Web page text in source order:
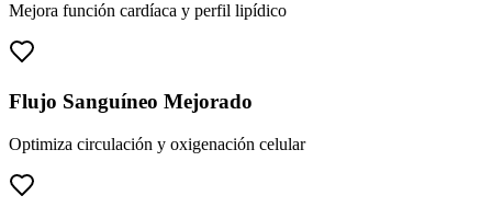
Mejora función cardíaca y perfil lipídico
Flujo Sanguíneo Mejorado
Optimiza circulación y oxigenación celular